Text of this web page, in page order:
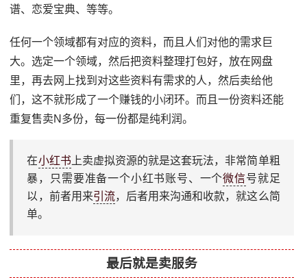
谱、恋爱宝典、等等。
任何一个领域都有对应的资料，而且人们对他的需求巨
大。选定一个领域，然后把资料整理打包好，放在网盘
里，再去网上找到对这些资料有需求的人，然后卖给他
们，这不就形成了一个赚钱的小闭环。而且一份资料还能
重复售卖N多份，每一份都是纯利润。
在小红书 上卖虚拟资源的就是这套玩法，非常简单粗
暴，只需要准备一个小红书账号、一个微信号就足
以，前者用来引流，后者用来沟通和收款，就这么简
单。
最后就是卖服务